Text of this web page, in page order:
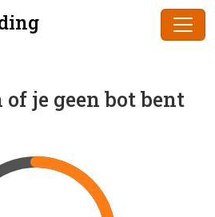
je geen bot bent